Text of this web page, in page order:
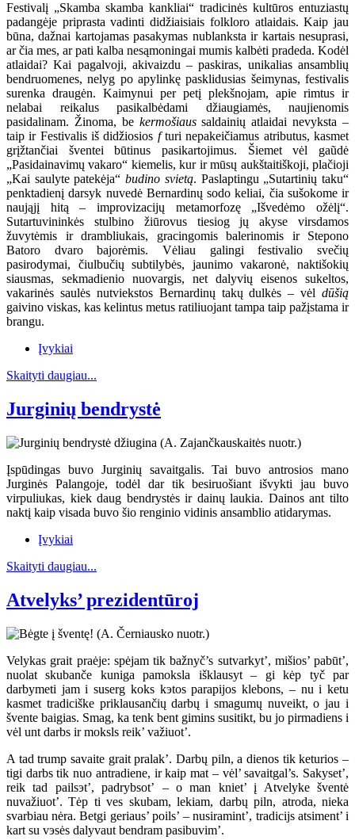
Festivalį „Skamba skamba kankliai“ tradicinės kultūros entuziastų
padangėje priprasta vadinti didžiaisiais folkloro atlaidais. Kaip jau
būna, dažnai kartojamas pasakymas nublanksta ir kartais nesuprasi,
ar čia mes, ar pati kalba nesąmoningai mumis kalbėti pradeda. Kodėl
atlaidai? Kai pagalvoji, akivaizdu – paskiras, unikalias ansamblių
bendruomenes, nelyg po apylinkę pasklidusias šeimynas, festivalis
surenka draugėn. Kaimynui per petį plekšnojam, apie rimtus ir
nelabai reikalus pasikalbėdami džiaugiamės, naujienomis
pasidalinam. Žinoma, be kermošiaussaldainių atlaidai nevyksta –
taip ir Festivalis iš didžiosios fturi nepakeičiamus atributus, kasmet
grįžtančiai šventei būtinus pasikartojimus. Šiemet vėl gaũdė
„Pasidainavimų vakaro“ kiemelis, kur ir mūsų aukštaitiškoji, plačioji
„Kai saulyte patekėja“budino svietą. Paslaptingu „Sutartinių taku“
penktadienį darsyk nuvedė Bernardinų sodo keliai, čia sušokome ir
naująjį hitą – improvizacijų metamorfozę „Išvedėmo ožėlį“.
Sutartuvininkės stulbino žiūrovus tiesiog jų akyse virsdamos
žuvytėmis ir drambliukais, gracingomis balerinomis ir Stepono
Batoro dvaro bajorėmis. Vėliau galingi festivalio svečių
pasirodymai, čiulbučių subtilybės, jaunimo vakaronė, naktišokių
siausmas, sekmadienio nuovargis, net dalyvių eisenos sukeltos,
vakarinės saulės nutviekstos Bernardinų takų dulkės – vėl dūšią
gaivino viskas, kas kelintus metus ratiliuojant tampa taip pažįstama ir
brangu.
Įvykiai
Skaityti daugiau...
Jurginių bendrystė
Įspūdingas buvo Jurginių savaitgalis. Tai buvo antrosios mano
Jurginės Palangoje, todėl dar tik besiruošiant išvykti jau buvo
virpuliukas, kiek daug bendrystės ir dainų laukia. Dainos ant tilto
naktį kaip visada buvo šio renginio vidinis ansamblio atidarymas.
Įvykiai
Skaityti daugiau...
Atvelyks’ prezidentūroj
Velykas grait praėje: spėjam tik bažnyč’s sutvarkyt’, mišios’ pabūt’,
nuolat skubanče kuniga pamoksla išklausyt – gi kėp tyč par
darbymeti jam i suserg koks kэtos parapijos klebons, – nu i ketu
kasmet tradiciške priklausančių darbų i smagumų nuveikt, o jau i
švente baigias. Smag, ka tenk bent gimins susitikt, bu jo pirmadiens i
vėl unt darbs ir moksls reik’ važiuot’.
A tad trump savaite grait pralak’. Darbų piln, a dienos tik keturios –
tigi darbs tik nuo antradiene, ir kaip mat – vėl’ savaitgal’s. Sakyset’,
reik tad pailsэt’, padrybsot’ – o man kniet’ į Atvelyke šventė
nuvažiuot’. Tėp ti ves skubam, lekiam, darbų piln, atroda, nieka
svarbiau nėra. Betgi geriaus’ poils’ – nusiramint’, tradicijs atsiment’ i
kart su vэsės dalyvaut bendram pasibuvim’.